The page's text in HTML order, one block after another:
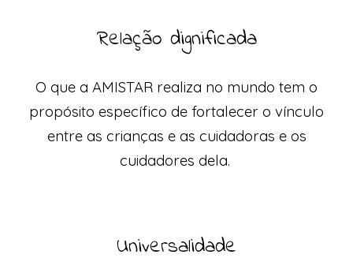
Relação dignificada
O que a AMISTAR realiza no mundo tem o
propósito específico de fortalecer o vínculo
entre as crianças e as cuidadoras e os
cuidadores dela.
Universalidade